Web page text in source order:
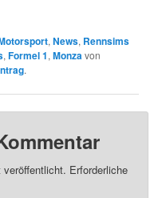
,News, Rennsims
,Formel 1,Monzavon
.
veröffentlicht. Erforderliche